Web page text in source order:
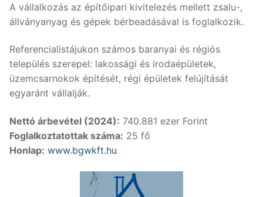
A vállalkozás az építőipari kivitelezés mellett zsalu-,
állványanyag és gépek bérbeadásával is foglalkozik.
Referencialistájukon számos baranyai és régiós
település szerepel: lakossági és irodaépületek,
üzemcsarnokok építését, régi épületek felújítását
egyaránt vállalják.
Nettó árbevétel (2024): 740.881 ezer Forint
Foglalkoztatottak száma: 25 fő
Honlap: www.bgwkft.hu